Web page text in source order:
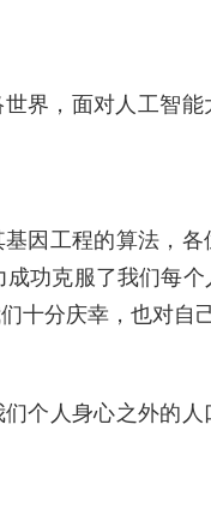
界，面对人工智
因工程的算法，
功克服了我们每
十分庆幸，也对自
个人身心之外的